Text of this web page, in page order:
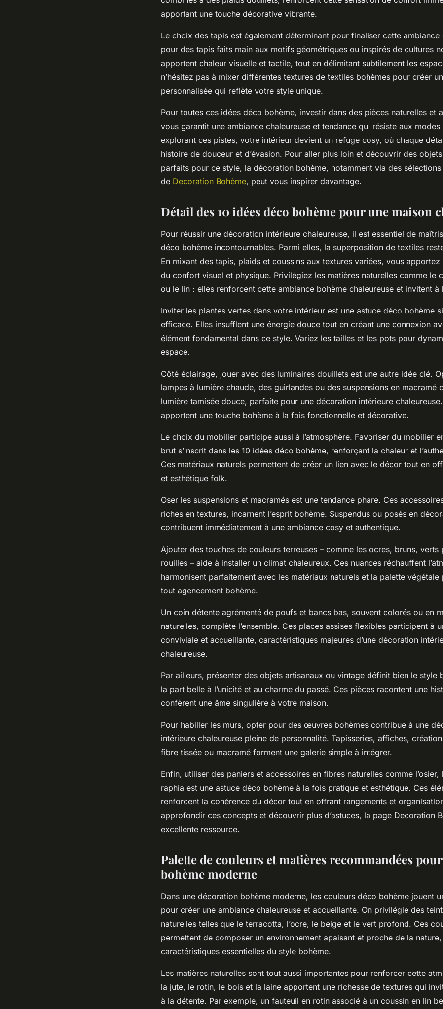
apportant une touche décorative vibrante.
Le choix des tapis est également déterminant pour finaliser cette ambiance
pour des tapis faits main aux motifs géométriques ou inspirés de cultures
apportent chaleur visuelle et tactile, tout en délimitant subtilement les
n’hésitez pas à mixer différentes textures de textiles bohèmes pour créer
personnalisée qui reflète votre style unique.
Pour toutes ces idées déco bohème, investir dans des pièces naturelles et
vous garantit une ambiance chaleureuse et tendance qui résiste aux modes
explorant ces pistes, votre intérieur devient un refuge cosy, où chaque
histoire de douceur et d’évasion. Pour aller plus loin et découvrir des
parfaits pour ce style, la décoration bohème, notamment via des
de Decoration Bohème, peut vous inspirer davantage.
Détail des 10 idées déco bohème pour une maison
Pour réussir une décoration intérieure chaleureuse, il est essentiel de
déco bohème incontournables. Parmi elles, la superposition de textiles
En mixant des tapis, plaids et coussins aux textures variées, vous apportez
du confort visuel et physique. Privilégiez les matières naturelles comme le
ou le lin : elles renforcent cette ambiance bohème chaleureuse et invitent à
Inviter les plantes vertes dans votre intérieur est une astuce déco bohème
efficace. Elles insufflent une énergie douce tout en créant une connexion
élément fondamental dans ce style. Variez les tailles et les pots pour
espace.
Côté éclairage, jouer avec des luminaires douillets est une autre idée clé.
lampes à lumière chaude, des guirlandes ou des suspensions en macramé
lumière tamisée douce, parfaite pour une décoration intérieure
apportent une touche bohème à la fois fonctionnelle et décorative.
Le choix du mobilier participe aussi à l’atmosphère. Favoriser du mobilier
brut s’inscrit dans les 10 idées déco bohème, renforçant la chaleur et
Ces matériaux naturels permettent de créer un lien avec le décor tout en
et esthétique folk.
Oser les suspensions et macramés est une tendance phare. Ces
riches en textures, incarnent l’esprit bohème. Suspendus ou posés en
contribuent immédiatement à une ambiance cosy et authentique.
Ajouter des touches de couleurs terreuses – comme les ocres, bruns, verts
rouilles – aide à installer un climat chaleureux. Ces nuances réchauffent
harmonisent parfaitement avec les matériaux naturels et la palette végétale
tout agencement bohème.
Un coin détente agrémenté de poufs et bancs bas, souvent colorés ou en
naturelles, complète l’ensemble. Ces places assises flexibles participent à
conviviale et accueillante, caractéristiques majeures d’une décoration
chaleureuse.
Par ailleurs, présenter des objets artisanaux ou vintage définit bien le style
la part belle à l’unicité et au charme du passé. Ces pièces racontent une
confèrent une âme singulière à votre maison.
Pour habiller les murs, opter pour des œuvres bohèmes contribue à une
intérieure chaleureuse pleine de personnalité. Tapisseries, affiches,
fibre tissée ou macramé forment une galerie simple à intégrer.
Enfin, utiliser des paniers et accessoires en fibres naturelles comme l’osier,
raphia est une astuce déco bohème à la fois pratique et esthétique. Ces
renforcent la cohérence du décor tout en offrant rangements et
approfondir ces concepts et découvrir plus d’astuces, la page Decoration
excellente ressource.
Palette de couleurs et matières recommandées
bohème moderne
Dans une décoration bohème moderne, les couleurs déco bohème jouent
pour créer une ambiance chaleureuse et accueillante. On privilégie des
naturelles telles que le terracotta, l’ocre, le beige et le vert profond. Ces
permettent de composer un environnement apaisant et proche de la nature,
caractéristiques essentielles du style bohème.
Les matières naturelles sont tout aussi importantes pour renforcer cette
la jute, le rotin, le bois et la laine apportent une richesse de textures qui
à la détente. Par exemple, un fauteuil en rotin associé à un coussin en lin